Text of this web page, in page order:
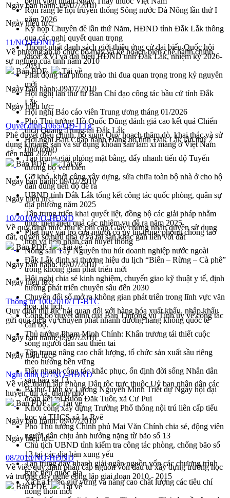
Rộn ràng lễ hội truyền thống Sông nước Đà Nông lần thứ I
năm 2026
Kỳ họp Chuyên đề lần thứ Năm, HĐND tỉnh Đắk Lắk thông
qua các nghị quyết quan trọng
Thống nhất danh sách giới thiệu ứng cử đại biểu Quốc hội
khoá XVI và đại biểu HĐND tỉnh Đắk Lắk, nhiệm kỳ 2026-
2031
Phát động hai phong trào thi đua quan trọng trong kỷ nguyên
mới
Hội nghị lần thứ tư Ban Chỉ đạo công tác bầu cử tỉnh Đắk
Lắk
Hội nghị Báo cáo viên Trung ương tháng 01/2026
Phó Thủ tướng Hồ Quốc Dũng đánh giá cao kết quả Chiến
dịch Quang Trung tại Đắk Lắk
Hội nghị Ban Chấp hành Đảng bộ tỉnh Đắk Lắk lần thứ 2
(mở rộng)
Tập trung giải phóng mặt bằng, đẩy nhanh tiến độ Tuyến
đường bộ ven biển
Gỡ khó, khởi công xây dựng, sửa chữa toàn bộ nhà ở cho hộ
dân đúng tiến độ đề ra
UBND tỉnh Đắk Lắk tổng kết công tác quốc phòng, quân sự
địa phương năm 2025
Tập trung triển khai quyết liệt, đồng bộ các giải pháp nhằm
thực hiện hiệu quả các nhiệm vụ đề ra năm 2025
Phát huy vai trò của người có uy tín trong phòng chống tảo
hôn và hôn nhân cận huyết thống
Nông sản Tây Nguyên thu hút doanh nghiệp nước ngoài
Đắk Lắk định vị thương hiệu du lịch “Biển – Rừng – Cà phê”
trong không gian phát triển mới
Hội nghị chia sẻ kinh nghiệm, chuyển giao kỹ thuật y tế, định
hướng phát triển chuyên sâu đến 2030
Chuyển đổi số mở ra không gian phát triển trong lĩnh vực văn
hóa, du lịch
Công bố quyết định của Ban Thường vụ Tỉnh ủy về công tác
cán bộ.
Thủ tướng Phạm Minh Chính: Khẩn trương tái thiết cuộc
sống người dân sau thiên tai
Tập trung nâng cao chất lượng, tổ chức sản xuất sầu riêng
theo hướng bền vững
Đẩy nhanh công tác khắc phục, ổn định đời sống Nhân dân
sau bão số 13
Bí thư Tỉnh ủy Lương Nguyễn Minh Triết dự Ngày hội đại
đoàn kết tại Buôn Đăk Tuôr, xã Cư Pui
Khởi công xây dựng Trường Phổ thông nội trú liên cấp tiểu
học và THCS xã Ia Rvê
Phó Thủ tướng Chính phủ Mai Văn Chính chia sẻ, động viên
người dân chịu ảnh hưởng nặng từ bão số 13
Chủ tịch UBND tỉnh kiểm tra công tác phòng, chống bão số
13 tại các địa bàn xung yếu
Tập trung đẩy nhanh giải ngân nguồn vốn các chương trình
mục tiêu quốc gia
Xã Ea H'leo giữ vững và nâng cao chất lượng các tiêu chí
nông thôn mới
Ngày ban hành:09/07/2010
Ngày hiệu lực:
11/NQ-HĐND
Về phương án tổ chức bộ máy và kế hoạch biên chế hành chính,
sự nghiệp của tỉnh năm 2010
Bản PDF
Tải về
Ngày ban hành:09/07/2010
Ngày hiệu lực:
Quyết định 1065/QĐ-TTg
Phê duyệt điều chỉnh, bổ sung Quy hoạch thăm dò, khai thác và sử
dụng khoáng sản và sử dụng khoán sản làm xi măng ở Việt Nam
đến năm 2020
Bản PDF
Tải về
Ngày ban hành:09/07/2010
Ngày hiệu lực:
10/2010/NQ-HĐND
Về quy định mức thu lệ phí cấp Giấy chứng nhận quyền sử dụng
đất, quyền sở hữu nhà ở và tài sản khác gắn liền với đất
Bản PDF
Tải về
Ngày ban hành:09/07/2010
Ngày hiệu lực:
Thông tư 100/2010/TT-BTC
Quy định thủ tục hải quan đối với hàng hóa xuất khẩu, nhập khẩu
gửi qua dịch vụ chuyển phát nhanh đường hàng không quốc tế
Ngày ban hành:09/07/2010
Ngày hiệu lực:
Nghị định 09 /NQ-HĐND
Về việc thành lập Phòng Dân tộc trực thuộc Uỷ ban nhân dân các
huyện, thị xã, thành phố
Bản PDF
Tải về
Ngày ban hành:09/07/2010
Ngày hiệu lực:
08/2010/NQ-HĐND
Về việc quy định phân cấp nguồn vốn đầu tư xây dựng trường học
và trường dạy nghề công lập giai đoạn 2010 - 2015
Bản PDF
Tải về